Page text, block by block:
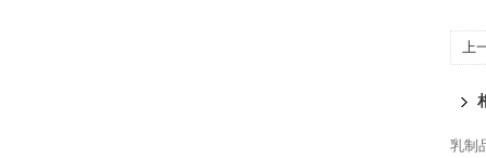
上
乳制